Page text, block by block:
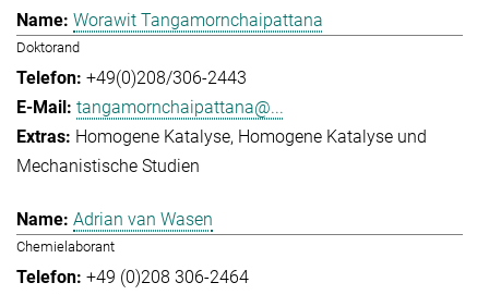
Worawit Tangamornchaipattana
Doktorand
+49(0)208/306-2443
tangamornchaipattana@...
Homogene Katalyse Homogene Katalyse und
Mechanistische Studien
Adrian van Wasen
Chemielaborant
+49 (0)208 306-2464